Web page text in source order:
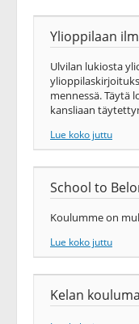
Ylioppilaan
Ulvilan lukiosta
mennessä. Täytä
kansliaan
Lue koko juttu
School to
Koulumme on
Lue koko juttu
Kelan